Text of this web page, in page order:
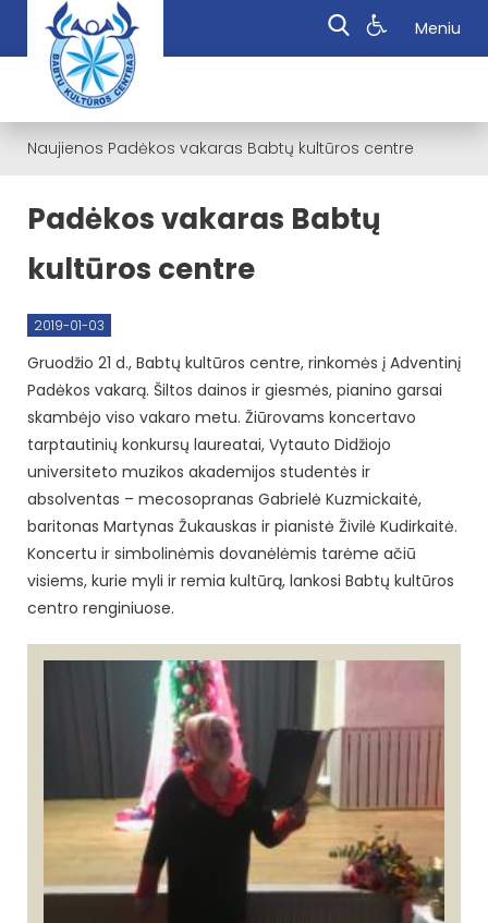
Meniu
Naujienos Padėkos vakaras Babtų kultūros centre
Padėkos vakaras Babtų
kultūros centre
2019-01-03
Gruodžio 21 d., Babtų kultūros centre, rinkomės į Adventinį
Padėkos vakarą. Šiltos dainos ir giesmės, pianino garsai
skambėjo viso vakaro metu. Žiūrovams koncertavo
tarptautinių konkursų laureatai, Vytauto Didžiojo
universiteto muzikos akademijos studentės ir
absolventas – mecosopranas Gabrielė Kuzmickaitė,
baritonas Martynas Žukauskas ir pianistė Živilė Kudirkaitė.
Koncertu ir simbolinėmis dovanėlėmis tarėme ačiū
visiems, kurie myli ir remia kultūrą, lankosi Babtų kultūros
centro renginiuose.